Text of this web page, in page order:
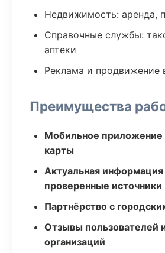
Недвижимость: аренда,
Справочные службы:
аптеки
Реклама и продвижение
Преимущества
Мобильное приложение
карты
Актуальная
проверенные источники
Партнёрство с
Отзывы пользователей
организаций